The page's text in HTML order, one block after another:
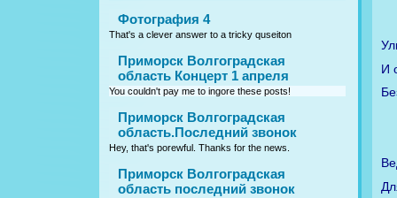
Фотография 4
That's a clever answer to a tricky quseiton
Приморск Волгоградская
область Концерт 1 апреля
You couldn't pay me to ingore these posts!
Приморск Волгоградская
область.Последний звонок
Hey, that's porewful. Thanks for the news.
Приморск Волгоградская
область последний звонок
И